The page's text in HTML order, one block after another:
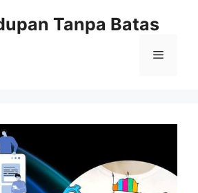
Tanpa Batas
Menu